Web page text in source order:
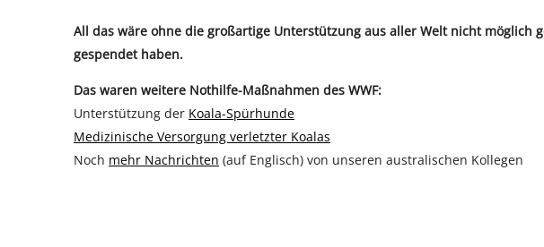
All das wäre ohne die großartige Unterstützung aus aller Welt nicht möglich
gespendet haben.
Das waren weitere Nothilfe-Maßnahmen des WWF:
Unterstützung der Koala-Spürhunde
Medizinische Versorgung verletzter Koalas
Noch mehr Nachrichten (auf Englisch) von unseren australischen Kollegen